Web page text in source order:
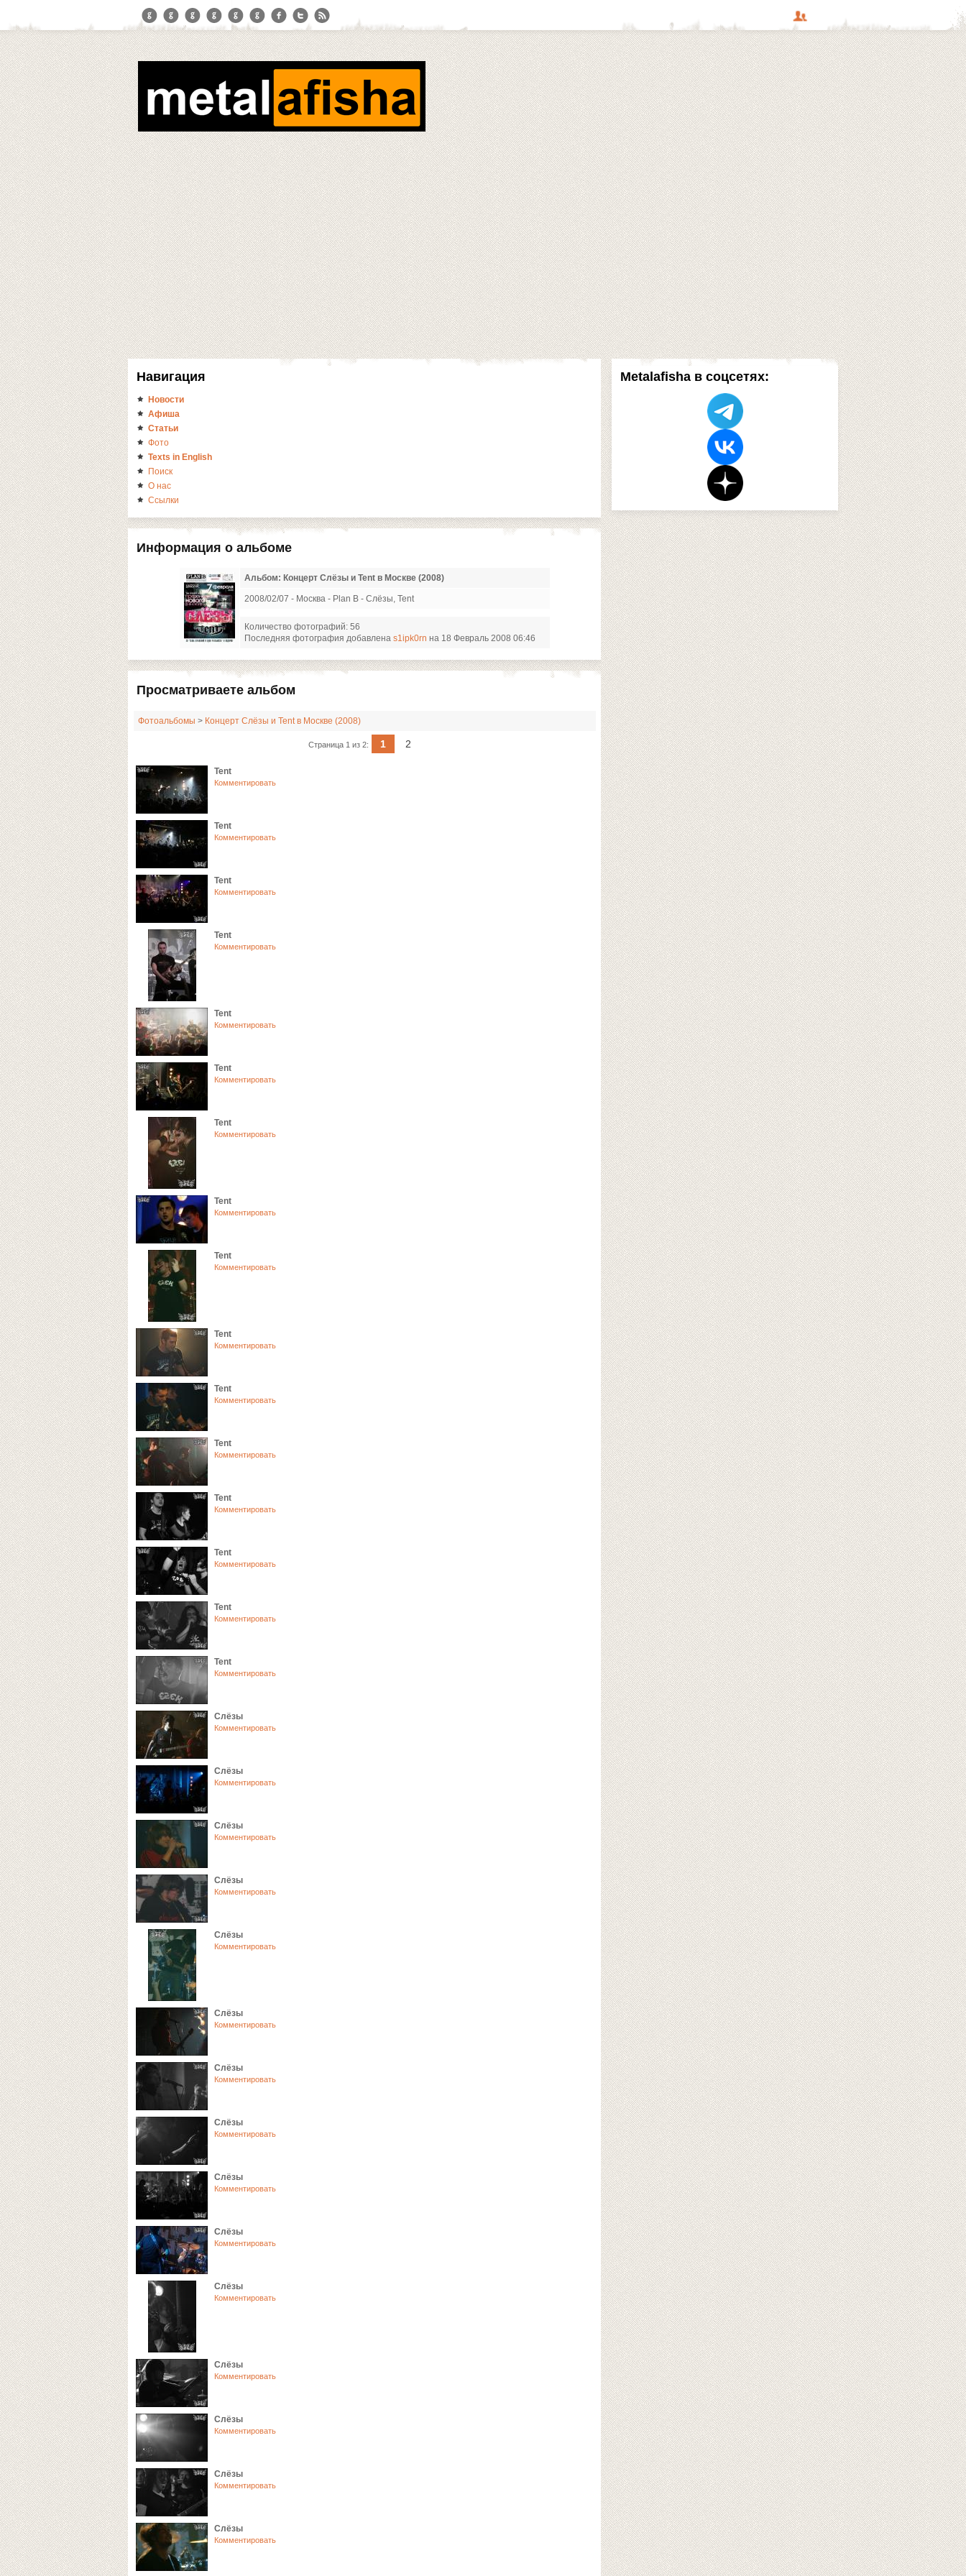
Metalafisha в соцсетях:
Навигация
Новости
Афиша
Статьи
Фото
Texts in English
Поиск
О нас
Ссылки
Информация о альбоме
Альбом: Концерт Слёзы и Tent в Москве (2008)
2008/02/07 - Москва - Plan B - Слёзы, Tent
Количество фотографий: 56
Последняя фотография добавлена s1ipk0rn на 18 Февраль 2008 06:46
Просматриваете альбом
Фотоальбомы > Концерт Слёзы и Tent в Москве (2008)
Страница 1 из 2: 1 2
Tent
Комментировать
Tent
Комментировать
Tent
Комментировать
Tent
Комментировать
Tent
Комментировать
Tent
Комментировать
Tent
Комментировать
Tent
Комментировать
Tent
Комментировать
Tent
Комментировать
Tent
Комментировать
Tent
Комментировать
Tent
Комментировать
Tent
Комментировать
Tent
Комментировать
Tent
Комментировать
Слёзы
Комментировать
Слёзы
Комментировать
Слёзы
Комментировать
Слёзы
Комментировать
Слёзы
Комментировать
Слёзы
Комментировать
Слёзы
Комментировать
Слёзы
Комментировать
Слёзы
Комментировать
Слёзы
Комментировать
Слёзы
Комментировать
Слёзы
Комментировать
Слёзы
Комментировать
Слёзы
Комментировать
Слёзы
Комментировать